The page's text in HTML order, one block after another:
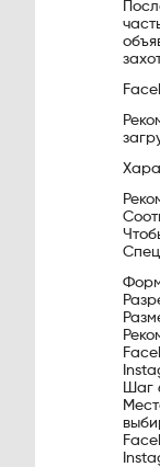
Шаг